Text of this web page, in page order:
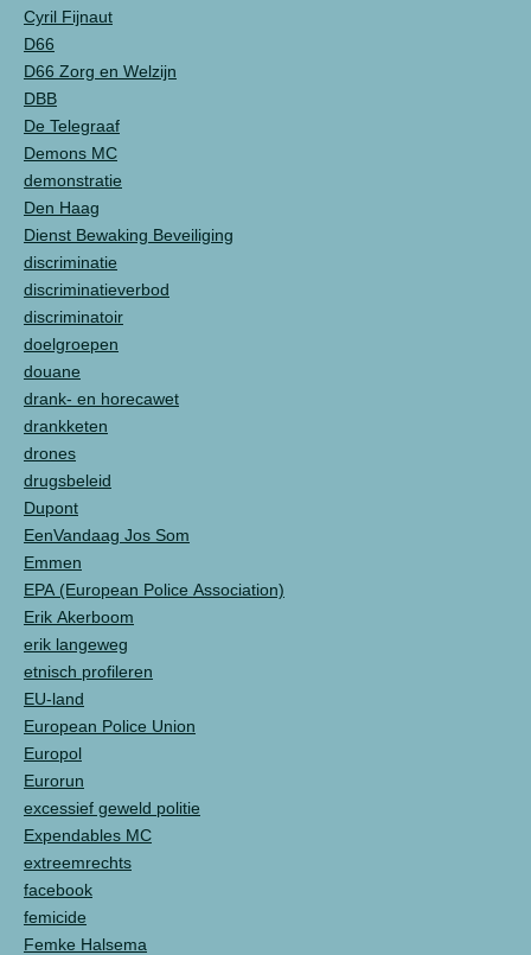
Cyril Fijnaut
D66
D66 Zorg en Welzijn
DBB
De Telegraaf
Demons MC
demonstratie
Den Haag
Dienst Bewaking Beveiliging
discriminatie
discriminatieverbod
discriminatoir
doelgroepen
douane
drank- en horecawet
drankketen
drones
drugsbeleid
Dupont
EenVandaag Jos Som
Emmen
EPA (European Police Association)
Erik Akerboom
erik langeweg
etnisch profileren
EU-land
European Police Union
Europol
Eurorun
excessief geweld politie
Expendables MC
extreemrechts
facebook
femicide
Femke Halsema